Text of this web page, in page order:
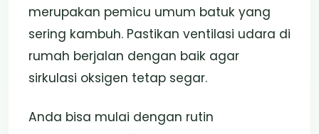
merupakan pemicu umum batuk yang
sering kambuh. Pastikan ventilasi udara di
rumah berjalan dengan baik agar
sirkulasi oksigen tetap segar.
Anda bisa mulai dengan rutin